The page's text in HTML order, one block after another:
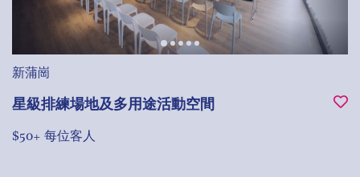
新蒲崗
星級排練場地及多用途活動空間
$50+ 每位客人